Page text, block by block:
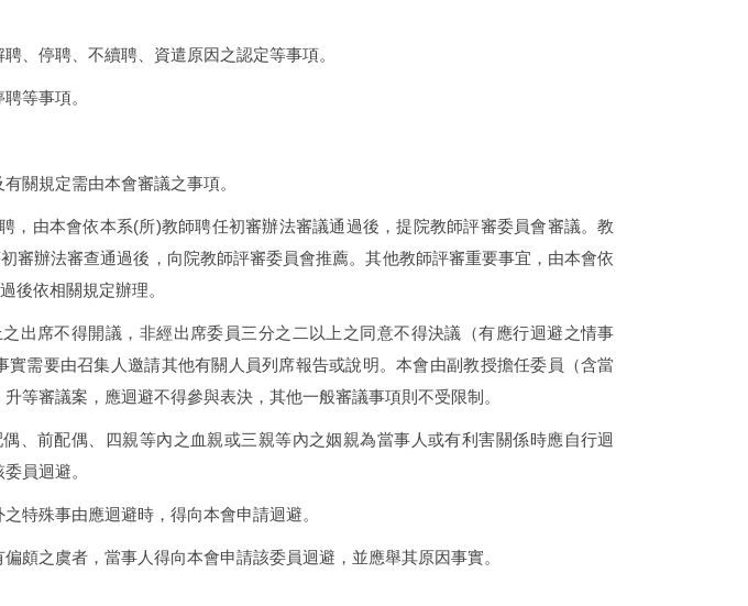
、停聘、不續聘、資遣原因之認定等事項。
等事項。
關規定需由本會審議之事項。
，由本會依本系(所)教師聘任初審辦法審議通過後，提院教師評審委員會審議。教
審辦法審查通過後，向院教師評審委員會推薦。其他教師評審重要事宜，由本會依
後依相關規定辦理。
出席不得開議，非經出席委員三分之二以上之同意不得決議（有應行迴避之情事
實需要由召集人邀請其他有關人員列席報告或說明。本會由副教授擔任委員（含當
等審議案，應迴避不得參與表決，其他一般審議事項則不受限制。
、前配偶、四親等內之血親或三親等內之姻親為當事人或有利害關係時應自行迴
員迴避。
特殊事由應迴避時，得向本會申請迴避。
頗之虞者，當事人得向本會申請該委員迴避，並應舉其原因事實。